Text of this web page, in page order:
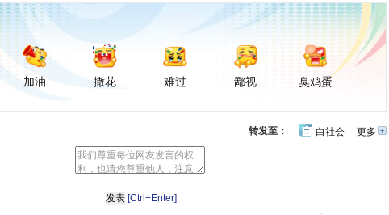
加油 撒花 难过 鄙视 臭鸡蛋
更多开
转发至： 白社会
[Ctrl+Enter]